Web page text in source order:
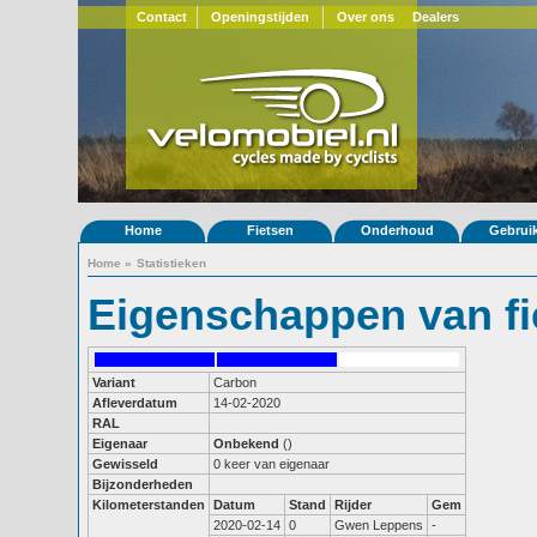
Contact Openingstijden Over ons Dealers
Home Fietsen Onderhoud
Home » Statistieken
Eigenschappen van
Variant
Carbon
Afleverdatum
14-02-2020
RAL
Eigenaar
Onbekend ()
Gewisseld
0 keer van eigenaar
Bijzonderheden
Kilometerstanden
Datum Stand Rijder
Gem
2020-02-14 0 Gwen Leppens
-